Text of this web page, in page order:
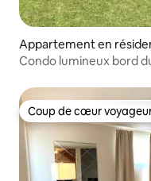
Appartement en
Condo lumineux bord
Coup de cœur
Coup de cœur